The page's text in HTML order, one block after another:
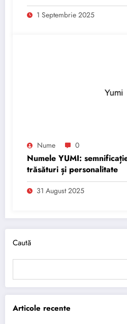
1 Septembrie 2025
Nume 0
Numele YUMI:
trăsături și personalitate
31 August 2025
Caută
Articole recente